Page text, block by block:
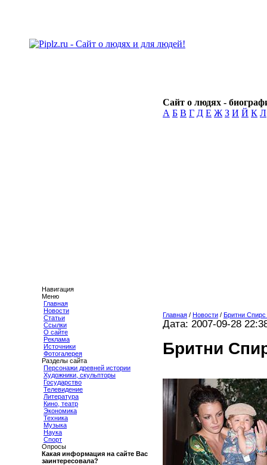
Сайт о людях -
А Б В Г Д Е Ж З И Й К Л
Навигация
Меню
Главная
Новости
Статьи
Ссылки
О сайте
Реклама
Источники
Фотогалерея
Разделы сайта
Персонажи древней истории
Художники, скульпторы
Государство
Телевидение
Литература
Кино, театр
Экономика
Техника
Музыка
Наука
Спорт
Опросы
Какая информация на сайте Вас
заинтересовала?
Главная / Новости / Бритни Спирс
Дата: 2007-09-28
Бритни